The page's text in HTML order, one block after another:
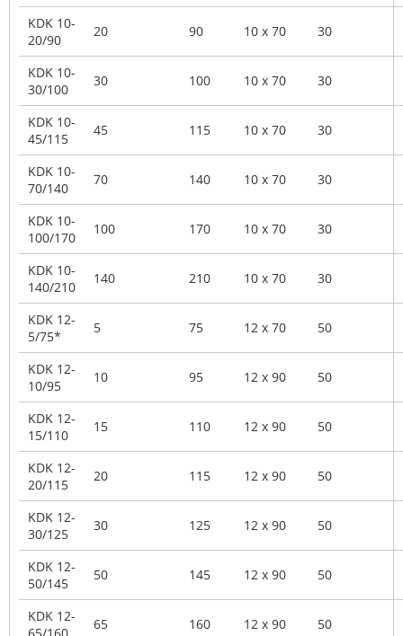
KDK 10-
20/90
20 90 10 x 70 30
KDK 10-
30/100
30 100 10 x 70 30
KDK 10-
45/115
45 115 10 x 70 30
KDK 10-
70/140
70 140 10 x 70 30
KDK 10-
100/170
100 170 10 x 70 30
KDK 10-
140/210
140 210 10 x 70 30
KDK 12-
5/75*
5 75 12 x 70 50
KDK 12-
10/95
10 95 12 x 90 50
KDK 12-
15/110
15 110 12 x 90 50
KDK 12-
20/115
20 115 12 x 90 50
KDK 12-
30/125
30 125 12 x 90 50
KDK 12-
50/145
50 145 12 x 90 50
KDK 12-
65 160 12 x 90 50